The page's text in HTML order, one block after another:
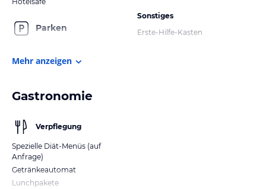
Parken
Sonstiges
Erste-Hilfe-Kasten
Mehr anzeigen
Gastronomie
Verpflegung
Spezielle Diät-Menüs (auf
Anfrage)
Getränkeautomat
Lunchpakete